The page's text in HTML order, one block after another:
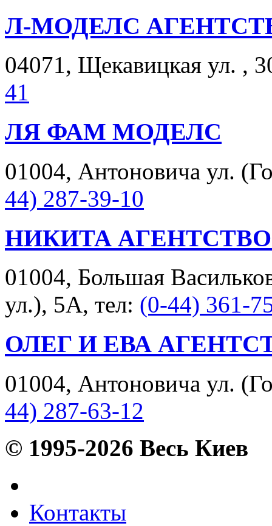
Л-МОДЕЛС
04071, Щекавицкая ул. ,
41
ЛЯ ФАМ МОДЕЛС
01004, Антоновича ул.
44) 287-39-10
НИКИТА
01004, Большая
ул.), 5А, тел: (0-44) 361-
ОЛЕГ И ЕВА
01004, Антоновича ул.
44) 287-63-12
© 1995-2026 Весь Киев
Контакты